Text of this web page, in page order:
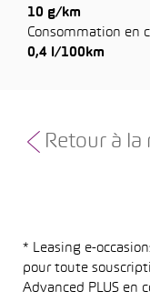
10 g/km
Consommation en
0,4 l/100km
Retour à la
* Leasing e-
pour toute
Advanced PLUS en